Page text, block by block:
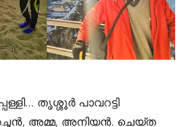
തൃശ്ശൂർ പാവറട്ടി
അമ്മ, അനിയൻ. ചെയ്ത